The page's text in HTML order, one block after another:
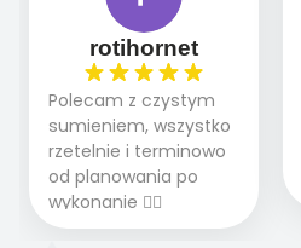
rotihornet
Polecam z czystym
sumieniem, wszystko
rzetelnie i terminowo
od planowania po
wykonanie 👍🏻